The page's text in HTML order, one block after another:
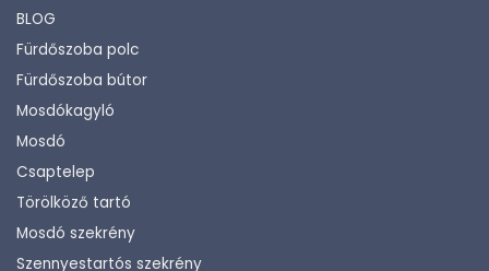
BLOG
Fürdőszoba polc
Fürdőszoba bútor
Mosdókagyló
Mosdó
Csaptelep
Törölköző tartó
Mosdó szekrény
Szennyestartós szekrény